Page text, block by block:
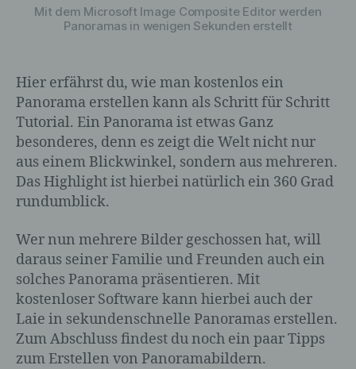
Mit dem Microsoft Image Composite Editor werden
Panoramas in wenigen Sekunden erstellt
Hier erfährst du, wie man kostenlos ein
Panorama erstellen kann als Schritt für Schritt
Tutorial. Ein Panorama ist etwas Ganz
besonderes, denn es zeigt die Welt nicht nur
aus einem Blickwinkel, sondern aus mehreren.
Das Highlight ist hierbei natürlich ein 360 Grad
rundumblick.
Wer nun mehrere Bilder geschossen hat, will
daraus seiner Familie und Freunden auch ein
solches Panorama präsentieren. Mit
kostenloser Software kann hierbei auch der
Laie in sekundenschnelle Panoramas erstellen.
Zum Abschluss findest du noch ein paar Tipps
zum Erstellen von Panoramabildern.